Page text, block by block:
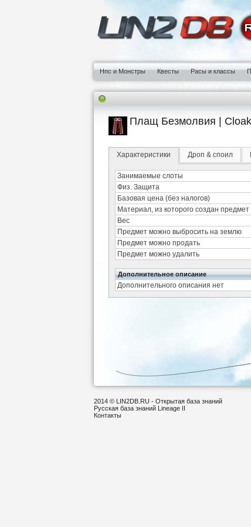
Нпс и Монстры Квесты Расы и классы
Плащ Безмолвия |
Характеристики Дроп & споил
Занимаемые слоты
Физ. Защита
Базовая цена (без налогов)
Материал, из которого создан предмет
Вес
Предмет можно выбросить на землю
Предмет можно продать
Предмет можно удалить
Дополнительное описание
Дополнительного описания нет
2014 © LIN2DB.RU - Открытая база знаний
Русская база знаний Lineage II
Контакты